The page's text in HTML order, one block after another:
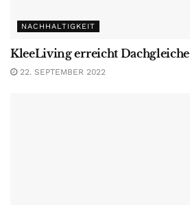
NACHHALTIGKEIT
KleeLiving erreicht Dachgleiche
22. SEPTEMBER 2022